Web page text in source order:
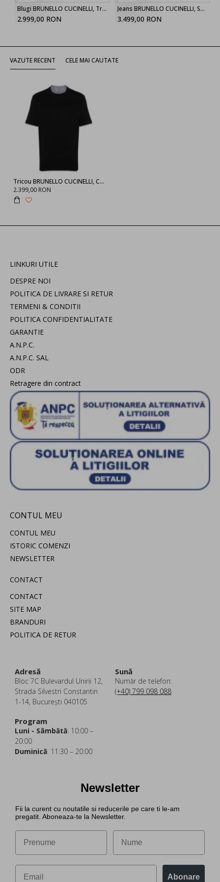
Blugi BRUNELLO CUCINELLI, Trousers Blue, Navy Blue
2.999,00 RON
Jeans BRUNELLO CUCINELLI, Solomeo crest jeans
3.499,00 RON
VAZUTE RECENT CELE MAI CAUTATE
Tricou BRUNELLO CUCINELLI, Contrast Trim, Black
2.399,00 RON
LINKURI UTILE
DESPRE NOI
POLITICA DE LIVRARE SI RETUR
TERMENI & CONDITII
POLITICA CONFIDENTIALITATE
GARANTIE
A.N.P.C.
A.N.P.C. SAL
ODR
Retragere din contract
CONTUL MEU
CONTUL MEU
ISTORIC COMENZI
NEWSLETTER
CONTACT
CONTACT
SITE MAP
BRANDURI
POLITICA DE RETUR
Adresă
Bloc 7C Bulevardul Unirii 12,
Strada Silvestri Constantin
1-14, București 040105
Sună
Număr de telefon:
(+40) 799 098 088
Program
Luni - Sâmbătă: 10:00 –
20:00
Duminică: 11:30 – 20:00
Newsletter
Fii la curent cu noutatile si reducerile pe care ti le-am
pregatit. Aboneaza-te la Newsletter.
Abonare